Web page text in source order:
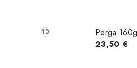
Perga 160g
23,50 €